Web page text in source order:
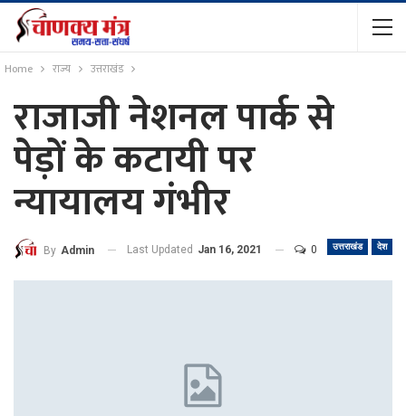
Home राज्य उत्तराखंड
राजाजी नेशनल पार्क से
पेड़ों के कटायी पर
न्यायालय गंभीर
उत्तराखंड देश
By Admin Last Updated Jan 16, 2021 0